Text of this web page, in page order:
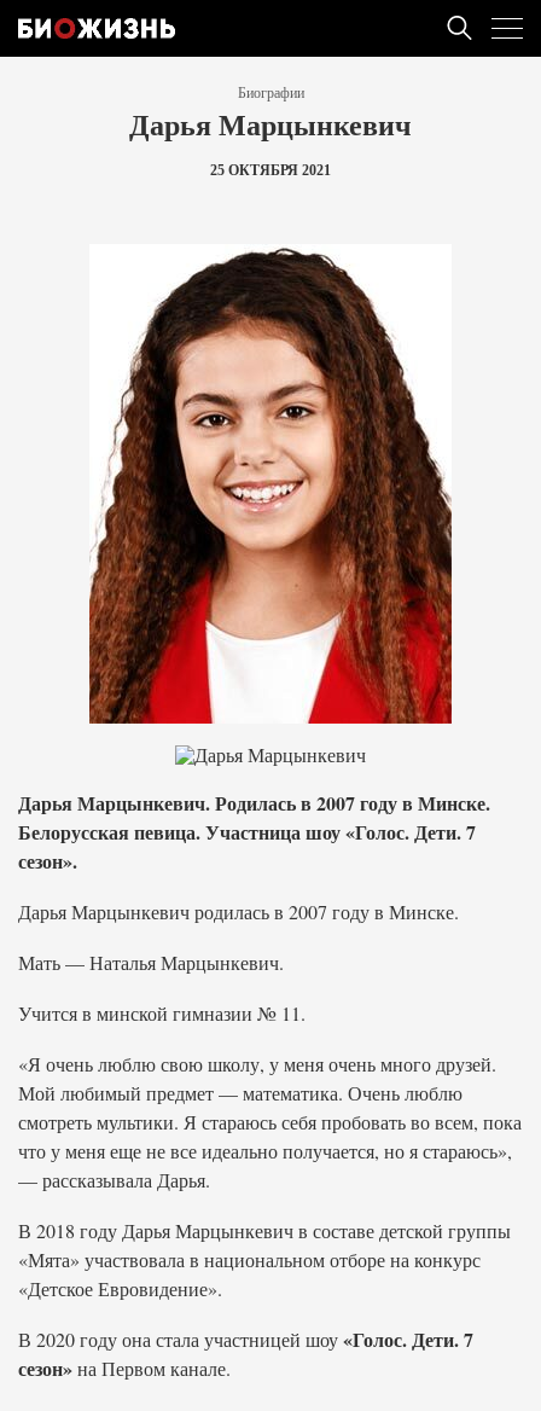
Биографии
Дарья Марцынкевич
25 ОКТЯБРЯ 2021
Дарья Марцынкевич. Родилась в 2007 году в Минске.
Белорусская певица. Участница шоу «Голос. Дети. 7
сезон».
Дарья Марцынкевич родилась в 2007 году в Минске.
Мать — Наталья Марцынкевич.
Учится в минской гимназии № 11.
«Я очень люблю свою школу, у меня очень много друзей.
Мой любимый предмет — математика. Очень люблю
смотреть мультики. Я стараюсь себя пробовать во всем, пока
что у меня еще не все идеально получается, но я стараюсь»,
— рассказывала Дарья.
В 2018 году Дарья Марцынкевич в составе детской группы
«Мята» участвовала в национальном отборе на конкурс
«Детское Евровидение».
В 2020 году она стала участницей шоу«Голос. Дети. 7
сезон»на Первом канале.